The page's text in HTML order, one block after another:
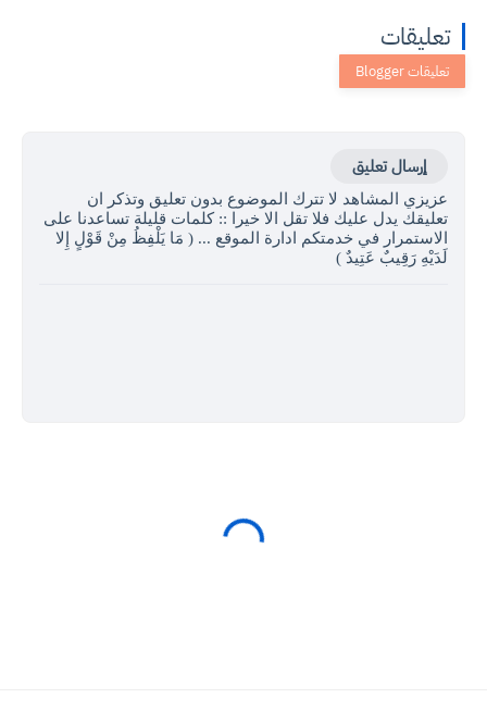
تعليقات
إرسال تعليق
عزيزي المشاهد لا تترك الموضوع بدون تعليق وتذكر ان
تعليقك يدل عليك فلا تقل الا خيرا :: كلمات قليلة تساعدنا على
الاستمرار في خدمتكم ادارة الموقع ... ( مَا يَلْفِظُ مِنْ قَوْلٍ إِلا
لَدَيْهِ رَقِيبٌ عَتِيدٌ )